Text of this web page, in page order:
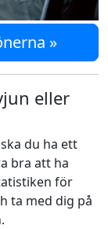
»
eller
du ha ett
bra att ha
för
ta med dig på